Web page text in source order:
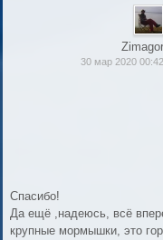
Zimagor
30 мар 2020 00:42
Спасибо!
Да ещё ,надеюсь, всё
крупные мормышки, это